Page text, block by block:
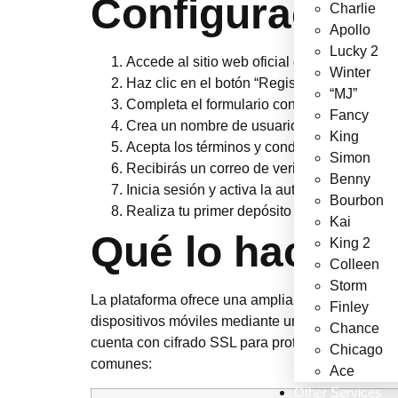
Charlie
Apollo
Lucky 2
Winter
“MJ”
Fancy
King
Simon
Benny
Bourbon
Kai
King 2
Colleen
Storm
Finley
Chance
Chicago
Ace
Other Services
Configuración
Accede al sitio web oficial desde tu
Haz clic en el botón “Registrarse” o “Crear
Completa el formulario con tus datos
Crea un nombre de usuario y una
Acepta los términos y condiciones y
Recibirás un correo de verificación; haz
Inicia sesión y activa la autenticación en
Realiza tu primer depósito seleccionando
Qué lo hace
La plataforma ofrece una amplia selección de
dispositivos móviles mediante una aplicación
cuenta con cifrado SSL para proteger tus datos
comunes: